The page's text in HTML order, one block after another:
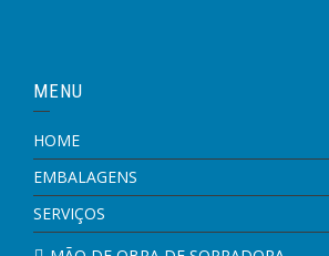
MENU
HOME
EMBALAGENS
SERVIÇOS